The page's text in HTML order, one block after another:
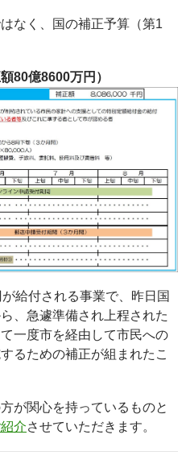
なく、国の補正予算（第1
80億8600万円）
給付される事業で、昨日国
、急遽準備され上程された
一度市を経由して市民への
るための補正が組まれたこ
が関心を持っているものと
介させていただきます。